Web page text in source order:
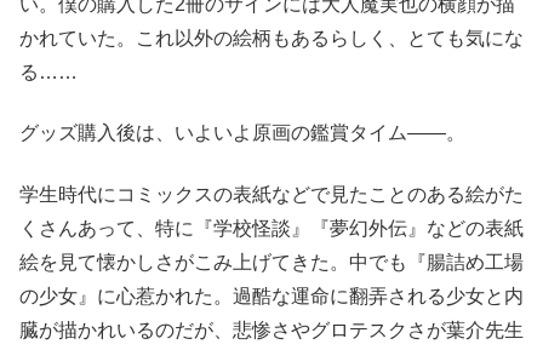
い。僕の購入した2冊のサインには大人魔実也の横顔が描
かれていた。これ以外の絵柄もあるらしく、とても気にな
る……
グッズ購入後は、いよいよ原画の鑑賞タイム――。
学生時代にコミックスの表紙などで見たことのある絵がた
くさんあって、特に『学校怪談』『夢幻外伝』などの表紙
絵を見て懐かしさがこみ上げてきた。中でも『腸詰め工場
の少女』に心惹かれた。過酷な運命に翻弄される少女と内
臓が描かれいるのだが、悲惨さやグロテスクさが葉介先生